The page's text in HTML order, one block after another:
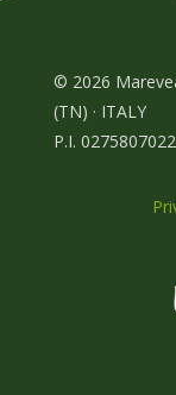
© 2026
(TN) · ITALY
P.I.